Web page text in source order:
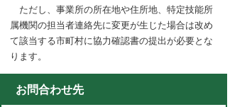
ただし、事業所の所在地や住所地、特定技能所
属機関の担当者連絡先に変更が生じた場合は改め
て該当する市町村に協力確認書の提出が必要とな
ります。
お問合わせ先